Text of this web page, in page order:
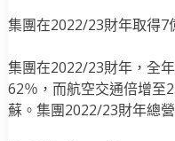
集團在2022/23財年取得7
集團在2022/23財年，全
62％，而航空交通倍增至
蘇。集團2022/23財年總